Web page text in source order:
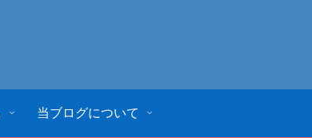
当ブログについて